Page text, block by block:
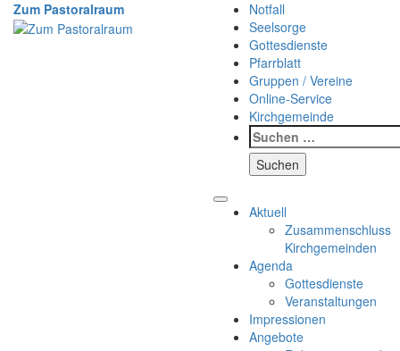
Weiter
zum
Zum Pastoralraum
Notfall
Seelsorge
Gottesdienste
Pfarrblatt
Gruppen / Vereine
Online-Service
Kirchgemeinde
Suchen
nach:
Aktuell
Zusammenschluss
Kirchgemeinden
Agenda
Gottesdienste
Veranstaltungen
Impressionen
Angebote